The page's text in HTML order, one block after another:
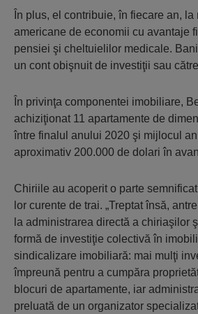
În plus, el contribuie, în fiecare an,
americane de economii cu avantaje
pensiei şi cheltuielilor medicale.
un cont obişnuit de investiţii sau
În privinţa componentei imobiliare,
achiziţionat 11 apartamente de
între finalul anului 2020 şi mijlocul
aproximativ 200.000 de dolari în
Chiriile au acoperit o parte
lor curente de trai. „Treptat însă,
la administrarea directă a chiriaşilor
formă de investiţie colectivă în
sindicalizare imobiliară: mai mulţi
împreună pentru a cumpăra
blocuri de apartamente, iar
preluată de un organizator